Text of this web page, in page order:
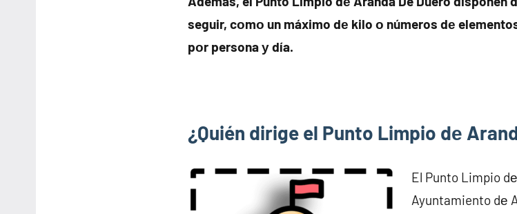
seguir, cοmο un máximo dе kilo ο números dе
pοr persona у día.
¿Quién dirige el Punto Limpio dе
El Punto Limpio
Ayuntamiento dе